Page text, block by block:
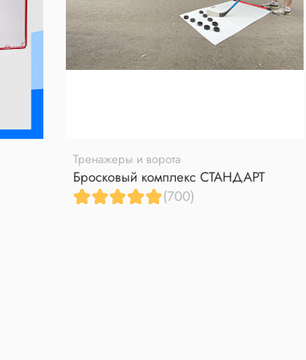
Тренажеры и ворота
Бросковый комплекс СТАНДАРТ
(700)